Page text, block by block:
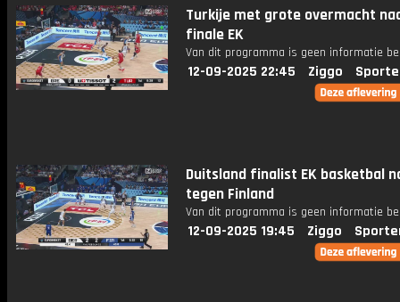
Turkije met grote overmacht
finale EK
Van dit programma is geen informatie
12-09-2025 22:45 Ziggo
Duitsland finalist EK basketbal
tegen Finland
Van dit programma is geen informatie
12-09-2025 19:45 Ziggo